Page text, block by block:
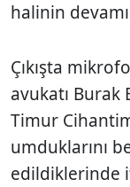
halinin
Çıkışta
avukatı Burak
Timur
umduklarını
edildiklerinde